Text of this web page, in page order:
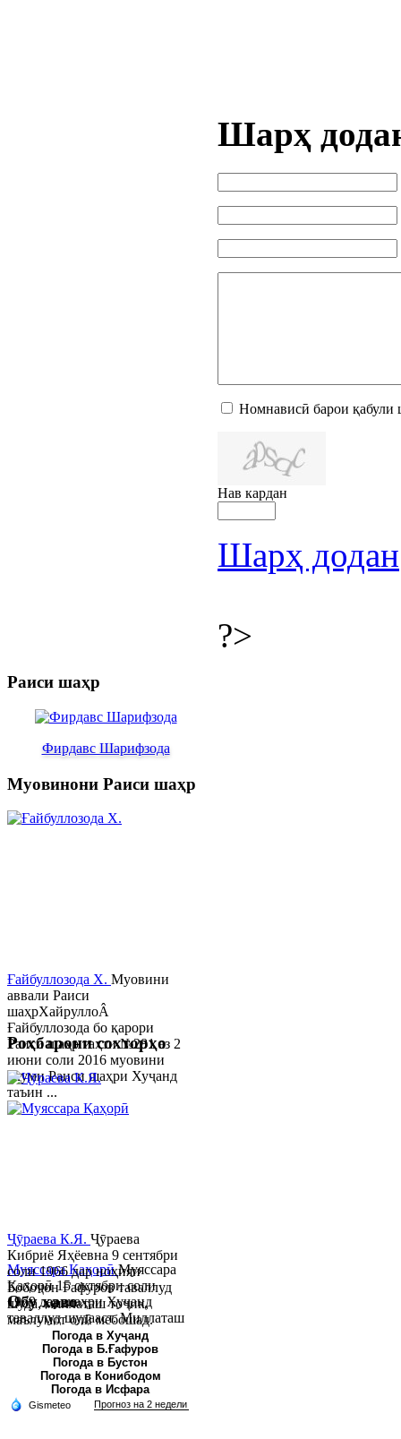
Шарҳ
Номнависӣ барои қабули
Нав кардан
Шарҳ додан
?>
Раиси шаҳр
Фирдавс Шарифзода
Муовинони Раиси шаҳр
Ғайбуллозода Х. Муовини
аввали Раиси
шаҳрХайруллоÂ
Ғайбуллозода бо қарори
Раиси шаҳр таҳти №281 аз 2
июни соли 2016 муовини
якуми Раиси шаҳри Хуҷанд
таъин ...
Муяссара ҚаҳорӣМуяссара
Қаҳорӣ 15 октябри соли
1979 дар шаҳри Хуҷанд
таваллуд шудааст. Миллаташ
тоҷик. Маълумот олӣ. Соли
2002 Донишгоҳи давлатии
Хуҷанд ба...
Роҳбарони сохторҳо
Ҷӯраева К.Я. Ҷӯраева
Кибриё Яҳёевна 9 сентябри
соли 1966 дар ноҳияи
Бобоҷон Ғафуров таваллуд
шуда, миллаташ тоҷик,
маълумот олӣ мебошад.
Соли 1997 Донишг...
Обу хаво
Погода в Хуҷанд
Погода в Б.Ғафуров
Погода в Бустон
Погода в Конибодом
Погода в Исфара